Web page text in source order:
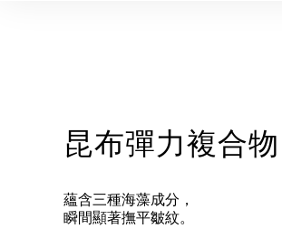
昆布彈力複合物
蘊含三種海藻成分，
瞬間顯著撫平皺紋。